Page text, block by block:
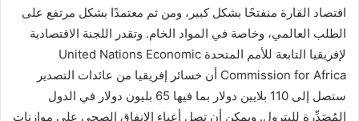
اقتصاد القارة منفتحًا بشكل كبير، ومن ثم معتمدًا بشكل مرتفع على
الطلب العالمي، وخاصة في المواد الخام. وتقدر اللجنة الاقتصادية
لإفريقيا التابعة للأمم المتحدة United Nations Economic
Commission for Africa أن خسائر إفريقيا من عائدات التصدير
ستصل إلى 110 بلايين دولار بما فيها 65 بليون دولار في الدول
المُصَدِّرة للبترول. ويمكن أن تصل أعباء الإنفاق الصحي على موازنات